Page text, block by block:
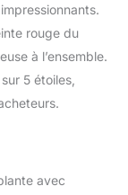
rouge du
à l’ensemble.
5 étoiles,
avec